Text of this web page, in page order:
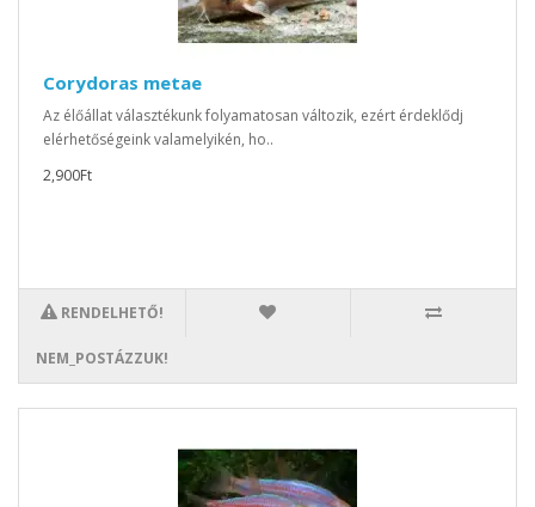
Corydoras metae
Az élőállat választékunk folyamatosan változik, ezért érdeklődj
elérhetőségeink valamelyikén, ho..
2,900Ft
RENDELHETŐ!
NEM_POSTÁZZUK!